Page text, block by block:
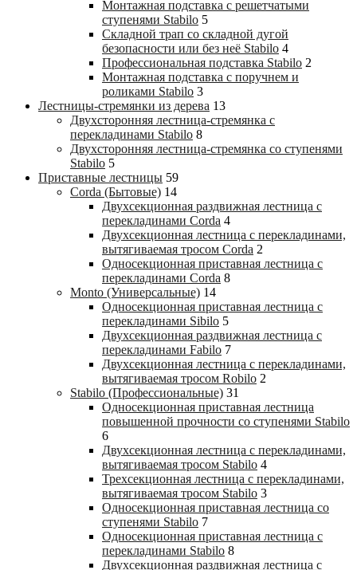
Монтажная подставка с решетчатыми
ступенями Stabilo 5
Складной трап со складной дугой
безопасности или без неё Stabilo 4
Профессиональная подставка Stabilo 2
Монтажная подставка с поручнем и
роликами Stabilo 3
Лестницы-стремянки из дерева 13
Двухсторонняя лестница-стремянка с
перекладинами Stabilo 8
Двухсторонняя лестница-стремянка со ступенями
Stabilo 5
Приставные лестницы 59
Corda (Бытовые) 14
Двухсекционная раздвижная лестница с
перекладинами Corda 4
Двухсекционная лестница с перекладинами,
вытягиваемая тросом Corda 2
Односекционная приставная лестница с
перекладинами Corda 8
Monto (Универсальные) 14
Односекционная приставная лестница с
перекладинами Sibilo 5
Двухсекционная раздвижная лестница с
перекладинами Fabilo 7
Двухсекционная лестница с перекладинами,
вытягиваемая тросом Robilo 2
Stabilo (Профессиональные) 31
Односекционная приставная лестница
повышенной прочности со ступенями Stabilo
6
Двухсекционная лестница с перекладинами,
вытягиваемая тросом Stabilo 4
Трехсекционная лестница с перекладинами,
вытягиваемая тросом Stabilo 3
Односекционная приставная лестница со
ступенями Stabilo 7
Односекционная приставная лестница с
перекладинами Stabilo 8
Двухсекционная раздвижная лестница с